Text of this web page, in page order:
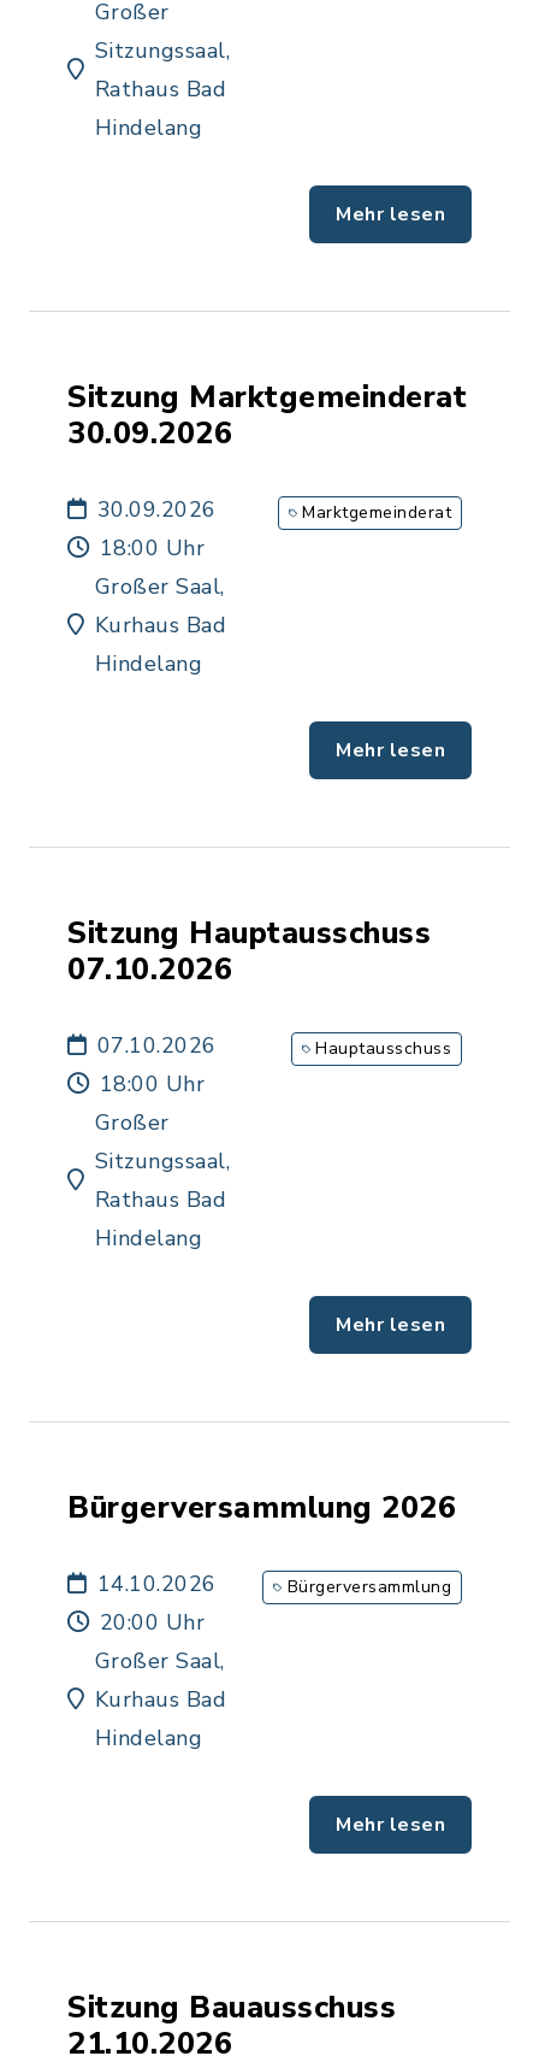
Großer
Sitzungssaal,
Rathaus Bad
Hindelang
Mehr lesen
Sitzung Marktgemeinderat
30.09.2026
30.09.2026
18:00 Uhr
Großer Saal,
Kurhaus Bad
Hindelang
Marktgemeinderat
Mehr lesen
Sitzung Hauptausschuss
07.10.2026
07.10.2026
18:00 Uhr
Großer
Sitzungssaal,
Rathaus Bad
Hindelang
Hauptausschuss
Mehr lesen
Bürgerversammlung 2026
14.10.2026
20:00 Uhr
Großer Saal,
Kurhaus Bad
Hindelang
Bürgerversammlung
Mehr lesen
Sitzung Bauausschuss
21.10.2026